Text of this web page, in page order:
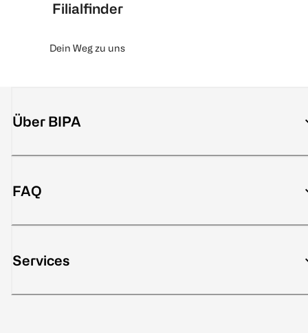
Filialfinder
Dein Weg zu uns
Über BIPA
FAQ
Services